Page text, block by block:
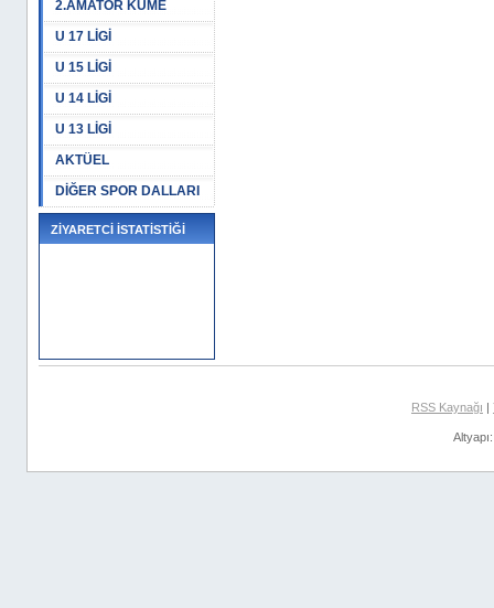
2.AMATÖR KÜME
U 17 LİGİ
U 15 LİGİ
U 14 LİGİ
U 13 LİGİ
AKTÜEL
DİĞER SPOR DALLARI
ZİYARETCİ İSTATİSTİĞİ
RSS Kaynağı |